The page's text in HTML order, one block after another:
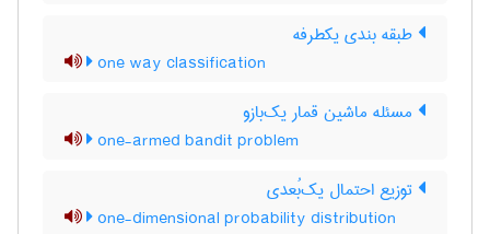
طبقه بندی یکطرفه
one way classification
مسئله ماشین قمار یک‌بازو
one-armed bandit problem
توزیع احتمال یک‌بُعدی
one-dimensional probability distribution